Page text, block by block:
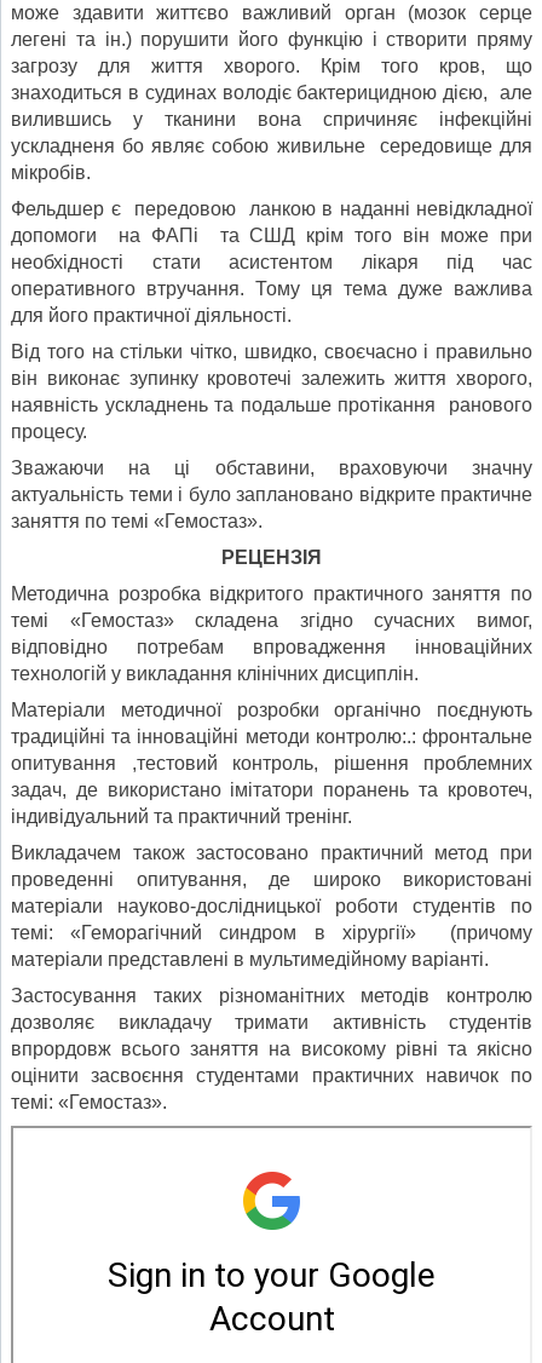
може здавити життєво важливий орган (мозок серце
легені та ін.) порушити його функцію і створити пряму
загрозу для життя хворого. Крім того кров, що
знаходиться в судинах володіє бактерицидною дією, але
вилившись у тканини вона спричиняє інфекційні
ускладненя бо являє собою живильне середовище для
мікробів.
Фельдшер є передовою ланкою в наданні невідкладної
допомоги на ФАПі та СШД крім того він може при
необхідності стати асистентом лікаря під час
оперативного втручання. Тому ця тема дуже важлива
для його практичної діяльності.
Від того на стільки чітко, швидко, своєчасно і правильно
він виконає зупинку кровотечі залежить життя хворого,
наявність ускладнень та подальше протікання ранового
процесу.
Зважаючи на ці обставини, враховуючи значну
актуальність теми і було заплановано відкрите практичне
заняття по темі «Гемостаз».
РЕЦЕНЗІЯ
Методична розробка відкритого практичного заняття по
темі «Гемостаз» складена згідно сучасних вимог,
відповідно потребам впровадження інноваційних
технологій у викладання клінічних дисциплін.
Матеріали методичної розробки органічно поєднують
традиційні та інноваційні методи контролю:.: фронтальне
опитування ,тестовий контроль, рішення проблемних
задач, де використано імітатори поранень та кровотеч,
індивідуальний та практичний тренінг.
Викладачем також застосовано практичний метод при
проведенні опитування, де широко використовані
матеріали науково-дослідницької роботи студентів по
темі: «Геморагічний синдром в хірургії» (причому
матеріали представлені в мультимедійному варіанті.
Застосування таких різноманітних методів контролю
дозволяє викладачу тримати активність студентів
впрордовж всього заняття на високому рівні та якісно
оцінити засвоєння студентами практичних навичок по
темі: «Гемостаз».